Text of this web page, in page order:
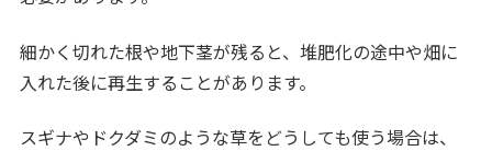
細かく切れた根や地下茎が残ると、堆肥化の途中や畑に
入れた後に再生することがあります。
スギナやドクダミのような草をどうしても使う場合は、